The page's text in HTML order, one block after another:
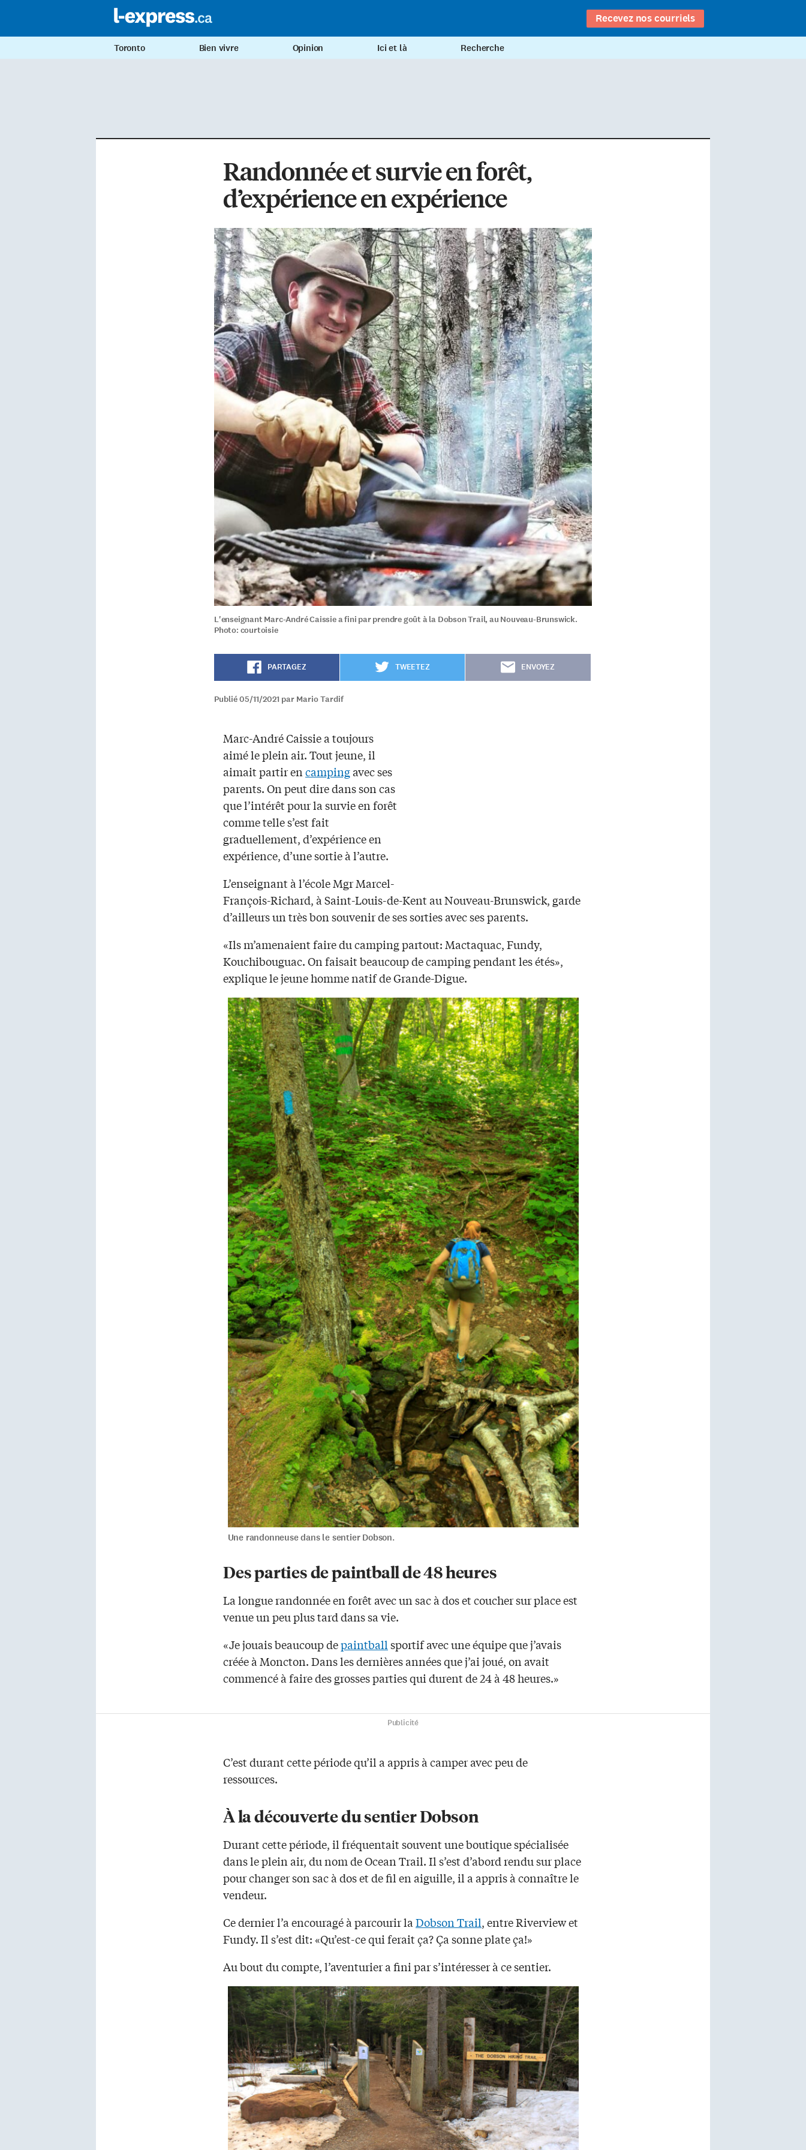
Recevez nos courriels
Toronto Bien vivre Opinion Ici et là Recherche
Randonnée et survie en forêt,
d’expérience en expérience
L'enseignant Marc-André Caissie a fini par prendre goût à la Dobson Trail, au Nouveau-Brunswick.
Photo: courtoisie
PARTAGEZ TWEETEZ ENVOYEZ
Publié 05/11/2021 par Mario Tardif
Marc-André Caissie a toujours
aimé le plein air. Tout jeune, il
aimait partir encampingavec ses
parents. On peut dire dans son cas
que l’intérêt pour la survie en forêt
comme telle s’est fait
graduellement, d’expérience en
expérience, d’une sortie à l’autre.
L’enseignant à l’école Mgr Marcel-
François-Richard, à Saint-Louis-de-Kent au Nouveau-Brunswick, garde
d’ailleurs un très bon souvenir de ses sorties avec ses parents.
«Ils m’amenaient faire du camping partout: Mactaquac, Fundy,
Kouchibouguac. On faisait beaucoup de camping pendant les étés»,
explique le jeune homme natif de Grande-Digue.
Une randonneuse dans le sentier Dobson.
Des parties de paintball de 48 heures
La longue randonnée en forêt avec un sac à dos et coucher sur place est
venue un peu plus tard dans sa vie.
«Je jouais beaucoup depaintballsportif avec une équipe que j’avais
créée à Moncton. Dans les dernières années que j’ai joué, on avait
commencé à faire des grosses parties qui durent de 24 à 48 heures.»
Publicité
C’est durant cette période qu’il a appris à camper avec peu de
ressources.
À la découverte du sentier Dobson
Durant cette période, il fréquentait souvent une boutique spécialisée
dans le plein air, du nom de Ocean Trail. Il s’est d’abord rendu sur place
pour changer son sac à dos et de fil en aiguille, il a appris à connaître le
vendeur.
Ce dernier l’a encouragé à parcourir la Dobson Trail, entre Riverview et
Fundy. Il s’est dit: «Qu’est-ce qui ferait ça? Ça sonne plate ça!»
Au bout du compte, l’aventurier a fini par s’intéresser à ce sentier.